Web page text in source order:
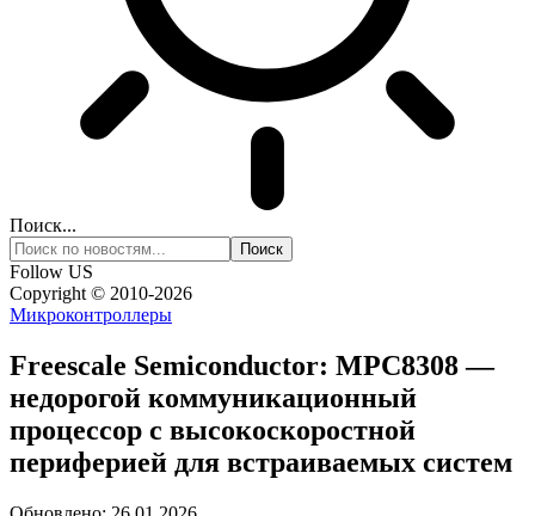
Поиск...
Follow US
Copyright © 2010-2026
Микроконтроллеры
Freescale Semiconductor: MPC8308 —
недорогой коммуникационный
процессор с высокоскоростной
периферией для встраиваемых систем